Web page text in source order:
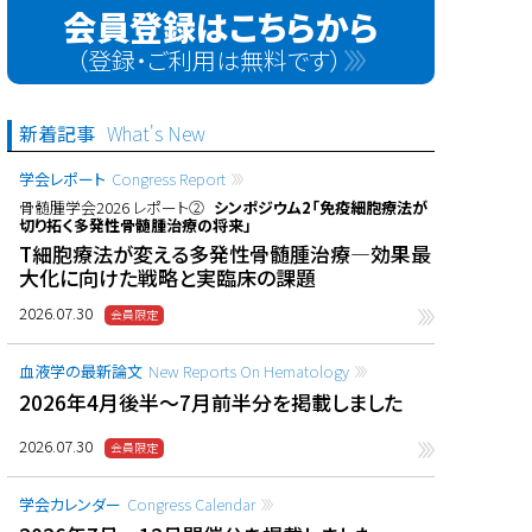
会員登録はこちらから
（登録・ご利用は無料です）
新着記事 What's New
学会レポート Congress Report
骨髄腫学会2026 レポート② シンポジウム2「免疫細胞療法が
切り拓く多発性骨髄腫治療の将来」
T細胞療法が変える多発性骨髄腫治療―効果最
大化に向けた戦略と実臨床の課題
2026.07.30
血液学の最新論文 New Reports On Hematology
2026年4月後半〜7月前半分を掲載しました
2026.07.30
学会カレンダー Congress Calendar